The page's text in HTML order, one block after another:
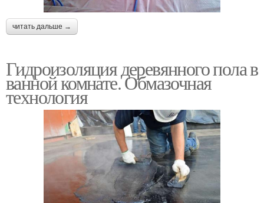
читать дальше →
Гидроизоляция деревянного пола в
ванной комнате. Обмазочная
технология